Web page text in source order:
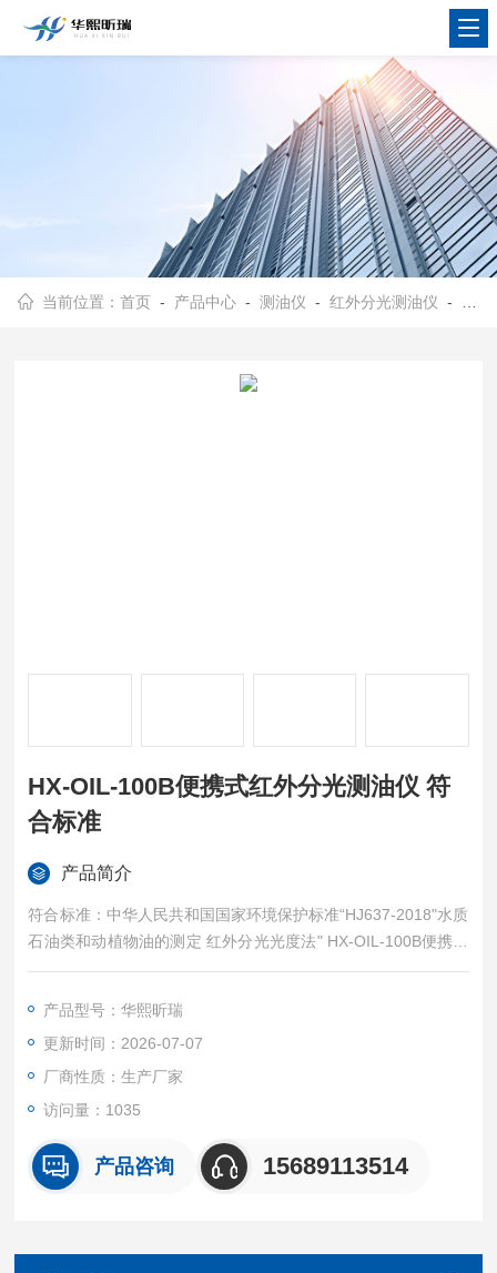
当前位置：首页 - 产品中心 -测油仪 -红外分光测油仪 - 华熙昕瑞HX-OIL-100B便携式红外分光测油仪 符合标准
HX-OIL-100B便携式红外分光测油仪 符
合标准
产品简介
符合标准：中华人民共和国国家环境保护标准“HJ637-2018"水质
石油类和动植物油的测定 红外分光光度法" HX-OIL-100B便携式
红外分光测油仪 符合标准
产品型号：华熙昕瑞
更新时间：2026-07-07
厂商性质：生产厂家
访问量：1035
产品咨询 15689113514